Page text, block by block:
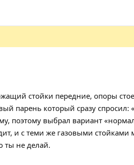
стойки передние, опоры
парень который сразу спросил:
поэтому выбрал вариант
и с теми же газовыми
ты не делай.